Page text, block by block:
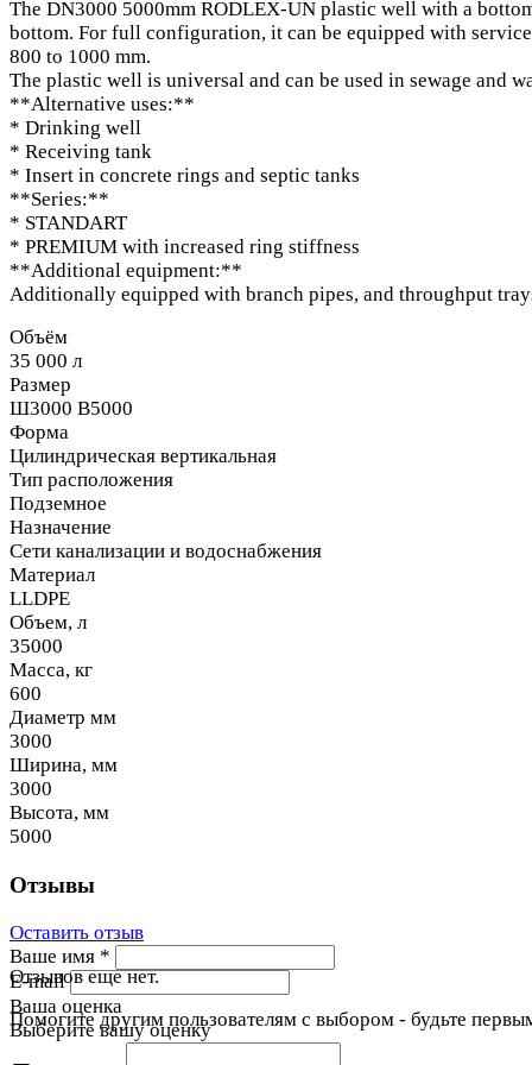
The DN3000 5000mm RODLEX-UN plastic well with a
bottom. For full configuration, it can be equipped with
800 to 1000 mm.
The plastic well is universal and can be used in sewage and
**Alternative uses:**
* Drinking well
* Receiving tank
* Insert in concrete rings and septic tanks
**Series:**
* STANDART
* PREMIUM with increased ring stiffness
**Additional equipment:**
Additionally equipped with branch pipes, and throughput
Объём
35 000 л
Размер
Ш3000 В5000
Форма
Цилиндрическая вертикальная
Тип расположения
Подземное
Назначение
Сети канализации и водоснабжения
Материал
LLDPE
Объем, л
35000
Масса, кг
600
Диаметр мм
3000
Ширина, мм
3000
Высота, мм
5000
Отзывы
Оставить отзыв
Ваше имя *
E-mail
Ваша оценка
Выберите вашу оценку
Отзывов еще нет.
Помогите другим пользователям с выбором - будьте